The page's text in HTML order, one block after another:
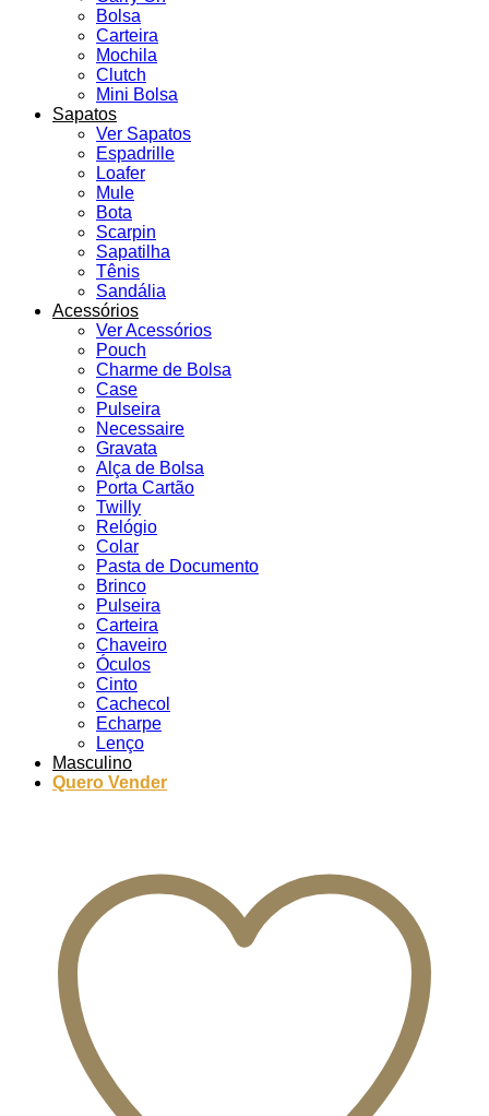
Bolsa
Carteira
Mochila
Clutch
Mini Bolsa
Sapatos
Ver Sapatos
Espadrille
Loafer
Mule
Bota
Scarpin
Sapatilha
Tênis
Sandália
Acessórios
Ver Acessórios
Pouch
Charme de Bolsa
Case
Pulseira
Necessaire
Gravata
Alça de Bolsa
Porta Cartão
Twilly
Relógio
Colar
Pasta de Documento
Brinco
Pulseira
Carteira
Chaveiro
Óculos
Cinto
Cachecol
Echarpe
Lenço
Masculino
Quero Vender